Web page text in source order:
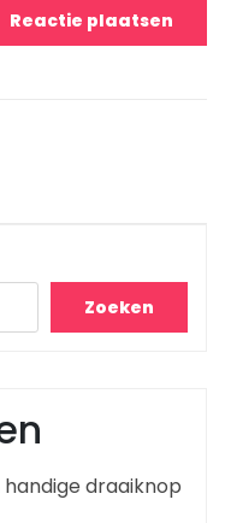
Zoeken
draaiknop